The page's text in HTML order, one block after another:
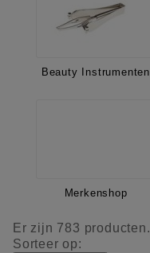
Beauty Instrumenten
Merkenshop
Er zijn 783 producten.
Sorteer op: